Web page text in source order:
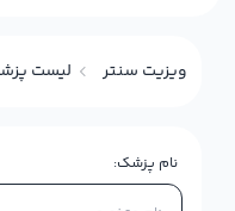
ویزیت سنتر لیست
نام پزشک: